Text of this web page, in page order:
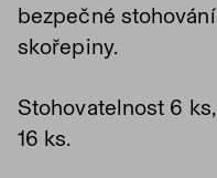
bezpečné
skořepiny.
Stohovatelnost 6
16 ks.